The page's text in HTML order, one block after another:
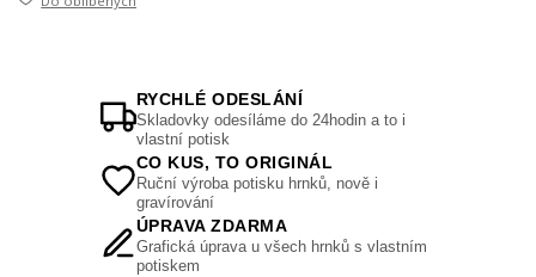
RYCHLÉ ODESLÁNÍ
Skladovky odesíláme do 24hodin a to i
vlastní potisk
CO KUS, TO ORIGINÁL
Ruční výroba potisku hrnků, nově i
gravírování
ÚPRAVA ZDARMA
Grafická úprava u všech hrnků s vlastním
potiskem